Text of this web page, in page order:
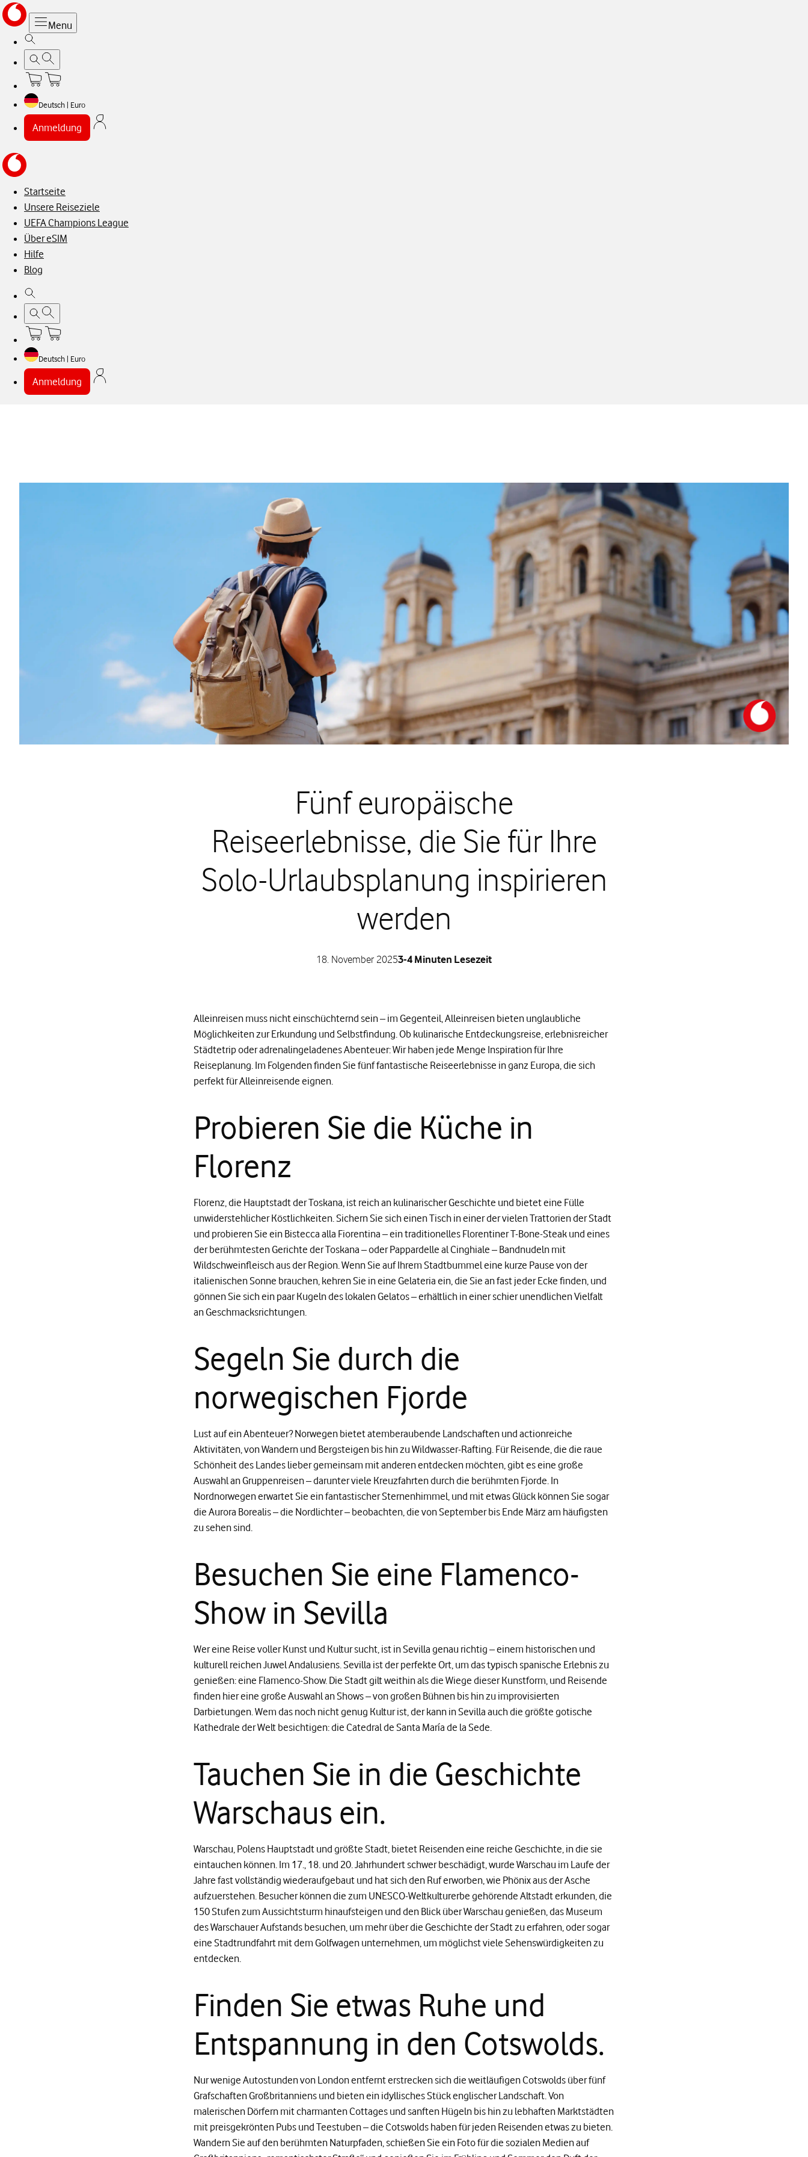
Menu
Deutsch | Euro
Anmeldung
Startseite
Unsere Reiseziele
UEFA Champions League
Über eSIM
Hilfe
Blog
Deutsch | Euro
Anmeldung
Fünf europäische
Reiseerlebnisse, die Sie für Ihre
Solo-Urlaubsplanung inspirieren
werden
18. November 20253-4 Minuten Lesezeit
Alleinreisen muss nicht einschüchternd sein – im Gegenteil, Alleinreisen bieten unglaubliche
Möglichkeiten zur Erkundung und Selbstfindung. Ob kulinarische Entdeckungsreise, erlebnisreicher
Städtetrip oder adrenalingeladenes Abenteuer: Wir haben jede Menge Inspiration für Ihre
Reiseplanung. Im Folgenden finden Sie fünf fantastische Reiseerlebnisse in ganz Europa, die sich
perfekt für Alleinreisende eignen.
Probieren Sie die Küche in
Florenz
Florenz, die Hauptstadt der Toskana, ist reich an kulinarischer Geschichte und bietet eine Fülle
unwiderstehlicher Köstlichkeiten. Sichern Sie sich einen Tisch in einer der vielen Trattorien der Stadt
und probieren Sie ein Bistecca alla Fiorentina – ein traditionelles Florentiner T-Bone-Steak und eines
der berühmtesten Gerichte der Toskana – oder Pappardelle al Cinghiale – Bandnudeln mit
Wildschweinfleisch aus der Region. Wenn Sie auf Ihrem Stadtbummel eine kurze Pause von der
italienischen Sonne brauchen, kehren Sie in eine Gelateria ein, die Sie an fast jeder Ecke finden, und
gönnen Sie sich ein paar Kugeln des lokalen Gelatos – erhältlich in einer schier unendlichen Vielfalt
an Geschmacksrichtungen.
Segeln Sie durch die
norwegischen Fjorde
Lust auf ein Abenteuer? Norwegen bietet atemberaubende Landschaften und actionreiche
Aktivitäten, von Wandern und Bergsteigen bis hin zu Wildwasser-Rafting. Für Reisende, die die raue
Schönheit des Landes lieber gemeinsam mit anderen entdecken möchten, gibt es eine große
Auswahl an Gruppenreisen – darunter viele Kreuzfahrten durch die berühmten Fjorde. In
Nordnorwegen erwartet Sie ein fantastischer Sternenhimmel, und mit etwas Glück können Sie sogar
die Aurora Borealis – die Nordlichter – beobachten, die von September bis Ende März am häufigsten
zu sehen sind.
Besuchen Sie eine Flamenco-
Show in Sevilla
Wer eine Reise voller Kunst und Kultur sucht, ist in Sevilla genau richtig – einem historischen und
kulturell reichen Juwel Andalusiens. Sevilla ist der perfekte Ort, um das typisch spanische Erlebnis zu
genießen: eine Flamenco-Show. Die Stadt gilt weithin als die Wiege dieser Kunstform, und Reisende
finden hier eine große Auswahl an Shows – von großen Bühnen bis hin zu improvisierten
Darbietungen. Wem das noch nicht genug Kultur ist, der kann in Sevilla auch die größte gotische
Kathedrale der Welt besichtigen: die Catedral de Santa María de la Sede.
Tauchen Sie in die Geschichte
Warschaus ein.
Warschau, Polens Hauptstadt und größte Stadt, bietet Reisenden eine reiche Geschichte, in die sie
eintauchen können. Im 17., 18. und 20. Jahrhundert schwer beschädigt, wurde Warschau im Laufe der
Jahre fast vollständig wiederaufgebaut und hat sich den Ruf erworben, wie Phönix aus der Asche
aufzuerstehen. Besucher können die zum UNESCO-Weltkulturerbe gehörende Altstadt erkunden, die
150 Stufen zum Aussichtsturm hinaufsteigen und den Blick über Warschau genießen, das Museum
des Warschauer Aufstands besuchen, um mehr über die Geschichte der Stadt zu erfahren, oder sogar
eine Stadtrundfahrt mit dem Golfwagen unternehmen, um möglichst viele Sehenswürdigkeiten zu
entdecken.
Finden Sie etwas Ruhe und
Entspannung in den Cotswolds.
Nur wenige Autostunden von London entfernt erstrecken sich die weitläufigen Cotswolds über fünf
Grafschaften Großbritanniens und bieten ein idyllisches Stück englischer Landschaft. Von
malerischen Dörfern mit charmanten Cottages und sanften Hügeln bis hin zu lebhaften Marktstädten
mit preisgekrönten Pubs und Teestuben – die Cotswolds haben für jeden Reisenden etwas zu bieten.
Wandern Sie auf den berühmten Naturpfaden, schießen Sie ein Foto für die sozialen Medien auf